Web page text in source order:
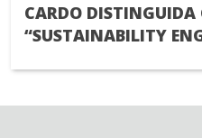
CARDO DISTINGUIDA
“SUSTAINABILITY